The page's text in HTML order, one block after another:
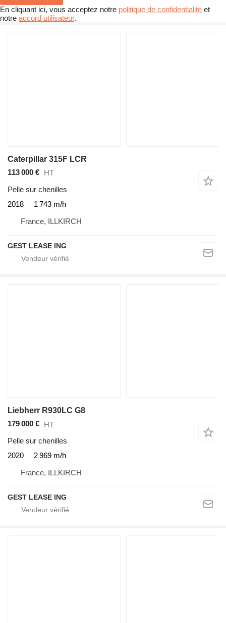
En cliquant ici, vous acceptez notre politique de confidentialité et
notre accord utilisateur.
Caterpillar 315F LCR
113 000 € HT
Pelle sur chenilles
2018
1 743 m/h
France, ILLKIRCH
GEST LEASE ING
Liebherr R930LC G8
179 000 € HT
Pelle sur chenilles
2020
2 969 m/h
France, ILLKIRCH
GEST LEASE ING